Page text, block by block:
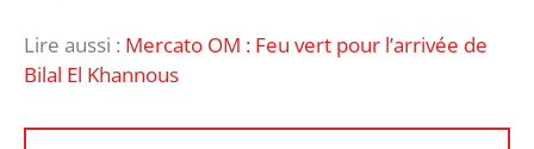
Lire aussi : Mercato OM : Feu vert pour l’arrivée de
Bilal El Khannous